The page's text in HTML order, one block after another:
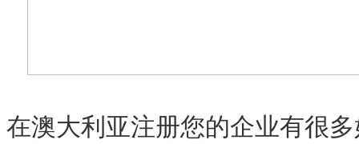
在澳大利亚注册您的企业有很